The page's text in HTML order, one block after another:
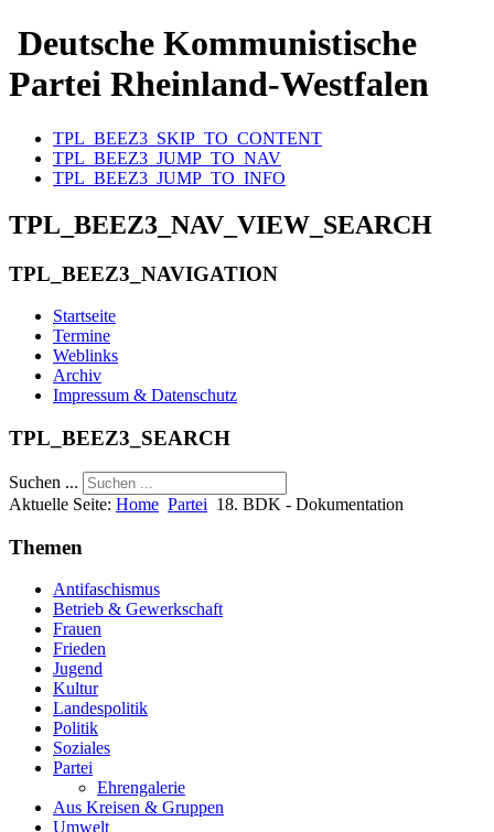
Deutsche Kommunistische
Partei Rheinland-Westfalen
TPL_BEEZ3_SKIP_TO_CONTENT
TPL_BEEZ3_JUMP_TO_NAV
TPL_BEEZ3_JUMP_TO_INFO
TPL_BEEZ3_NAV_VIEW_SEARCH
TPL_BEEZ3_NAVIGATION
Startseite
Termine
Weblinks
Archiv
Impressum & Datenschutz
TPL_BEEZ3_SEARCH
Suchen ...
Aktuelle Seite: Home Partei 18. BDK - Dokumentation
Themen
Antifaschismus
Betrieb & Gewerkschaft
Frauen
Frieden
Jugend
Kultur
Landespolitik
Politik
Soziales
Partei
Ehrengalerie
Aus Kreisen & Gruppen
Umwelt